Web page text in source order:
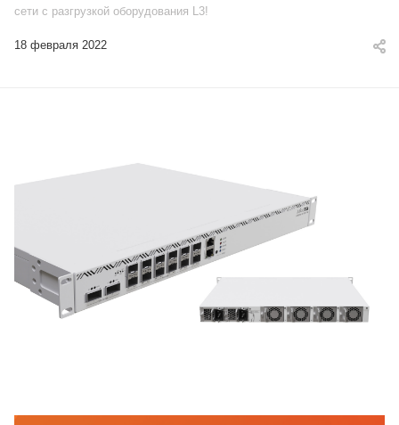
сети с разгрузкой оборудования L3!
18 февраля 2022